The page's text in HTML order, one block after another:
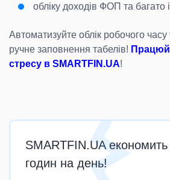
обліку доходів ФОП та багато
Автоматизуйте облік робочого часу
ручне заповнення табелів!
стресу в SMARTFIN.UA!
SMARTFIN.UA
годин на день!